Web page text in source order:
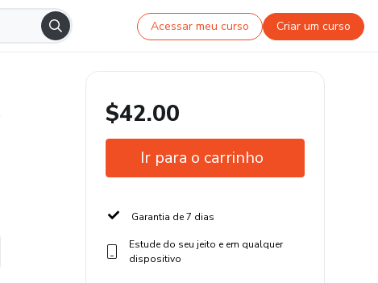
Acessar meu curso Criar um curso
$42.00
Ir para o carrinho
Garantia de 7 dias
Estude do seu jeito e em qualquer
dispositivo